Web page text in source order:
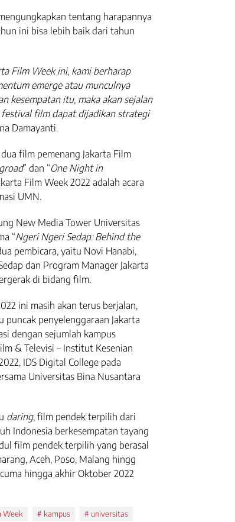
tentang harapannya
ini bisa lebih baik dari tahun
Film Week ini, kami berharap
emerge atau munculnya
kesempatan itu, maka akan sejalan
film dapat dijadikan strategi
Damayanti.
film pemenang Jakarta Film
” dan “One Night in
Film Week 2022 adalah acara
UMN.
New Media Tower Universitas
“Ngeri Ngeri Sedap: Behind the
pembicara, yaitu Novi Hanabi,
dan Program Manager Jakarta
di bidang film.
ini masih akan terus berjalan,
penyelenggaraan Jakarta
dengan sejumlah kampus
& Televisi – Institut Kesenian
IDS Digital College pada
Universitas Bina Nusantara
daring, film pendek terpilih dari
Indonesia berkesempatan tayang
film pendek terpilih yang berasal
Aceh, Poso, Malang hingg
hingga akhir Oktober 2022
Week kampus universitas